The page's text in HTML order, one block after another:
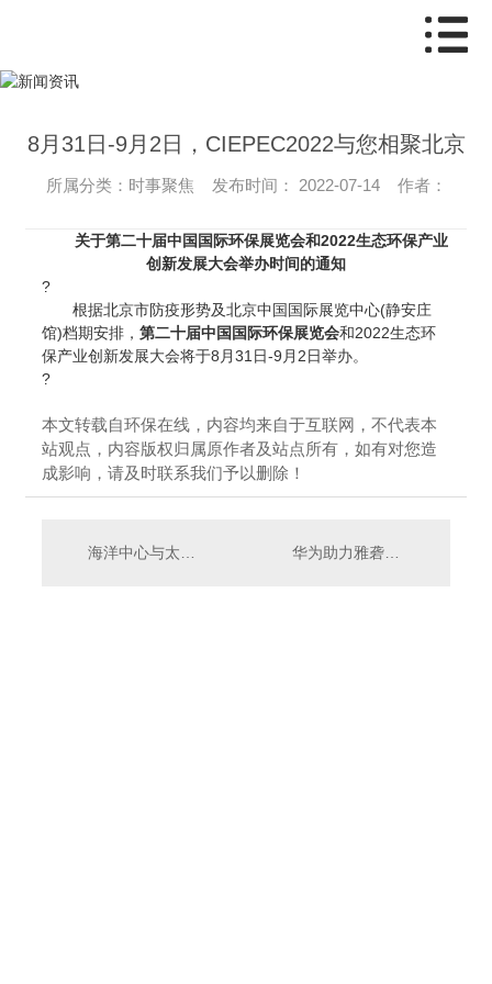
8月31日-9月2日，CIEPEC2022与您相聚北京
所属分类：时事聚焦 发布时间： 2022-07-14 作者：
关于第二十届中国国际环保展览会和2022生态环保产业
创新发展大会举办时间的通知
?
根据北京市防疫形势及北京中国国际展览中心(静安庄
馆)档期安排，第二十届中国国际环保展览会和2022生态环
保产业创新发展大会将于8月31日-9月2日举办。
?
本文转载自环保在线，内容均来自于互联网，不代表本
站观点，内容版权归属原作者及站点所有，如有对您造
成影响，请及时联系我们予以删除！
华为助力雅砻江公司打造***大、海拔*高水光互补电站